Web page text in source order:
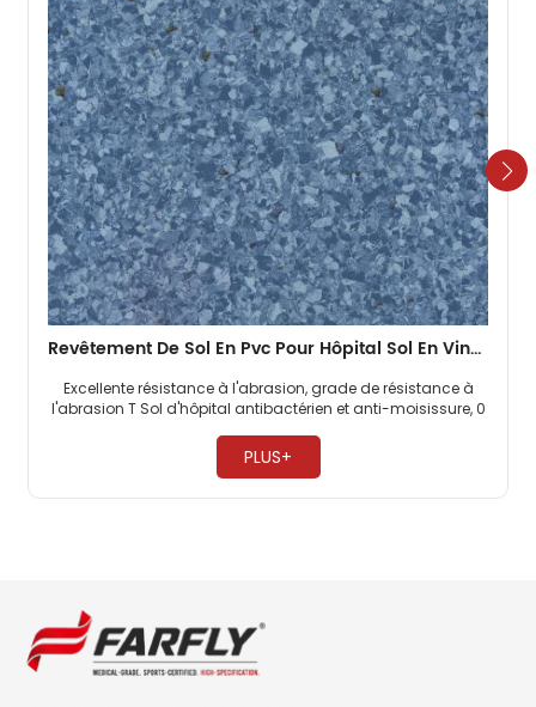
Revêtement De Sol En Pvc Pour Hôpital Sol En Vinyle Homogène De 2 Mm
Excellente résistance à l'abrasion, grade de résistance à
l'abrasion T Sol d'hôpital antibactérien et anti-moisissure, 0
PLUS+